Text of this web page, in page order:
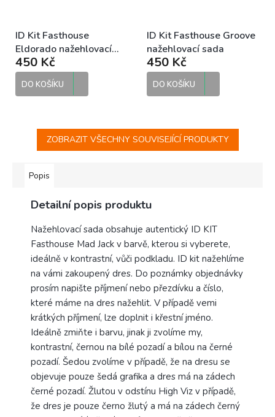
ID Kit Fasthouse
Eldorado nažehlovací
sada
450 Kč
DO KOŠÍKU
ID Kit Fasthouse Groove
nažehlovací sada
450 Kč
DO KOŠÍKU
ZOBRAZIT VŠECHNY SOUVISEJÍCÍ PRODUKTY
Popis
Detailní popis produktu
Nažehlovací sada obsahuje autentický ID KIT
Fasthouse Mad Jack v barvě, kterou si vyberete,
ideálně v kontrastní, vůči podkladu. ID kit nažehlíme
na vámi zakoupený dres. Do poznámky objednávky
prosím napište příjmení nebo přezdívku a číslo,
které máme na dres nažehlit. V případě vemi
krátkých příjmení, lze doplnit i křestní jméno.
Ideálně zmiňte i barvu, jinak ji zvolíme my,
kontrastní, černou na bílé pozadí a bílou na černé
pozadí. Šedou zvolíme v případě, že na dresu se
objevuje pouze šedá grafika a dres má na zádech
černé pozadí. Žlutou v odstínu High Viz v případě,
že dres je pouze černo žlutý a má na zádech černý